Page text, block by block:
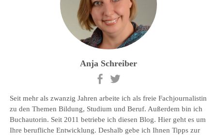
Anja Schreiber
Seit mehr als zwanzig Jahren arbeite ich als freie Fachjournalistin
zu den Themen Bildung, Studium und Beruf. Außerdem bin ich
Buchautorin. Seit 2011 betriebe ich diesen Blog. Hier geht es um
Ihre berufliche Entwicklung. Deshalb gebe ich Ihnen Tipps zur